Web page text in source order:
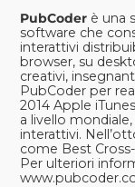
PubCoder è una
software che
interattivi
browser, su
creativi,
PubCoder per
2014 Apple
a livello
interattivi.
come Best
Per ulteriori